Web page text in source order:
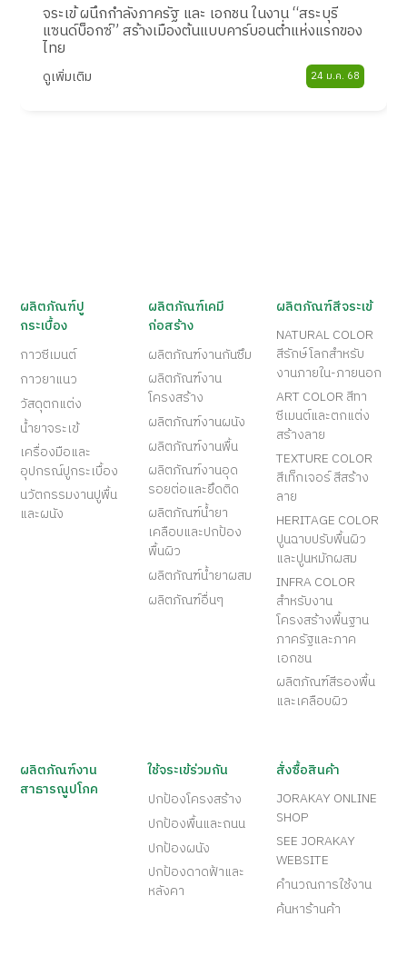
จระเข้ ผนึกกำลังภาครัฐ และ เอกชน ในงาน “สระบุรี
แซนด์บ็อกซ์” สร้างเมืองต้นแบบคาร์บอนต่ำแห่งแรกของ
ไทย
ดูเพิ่มเติม 24 ม.ค. 68
ผลิตภัณฑ์ปู
กระเบื้อง
กาวซีเมนต์
กาวยาแนว
วัสดุตกแต่ง
น้ำยาจระเข้
เครื่องมือและ
อุปกรณ์ปูกระเบื้อง
นวัตกรรมงานปูพื้น
และผนัง
ผลิตภัณฑ์เคมี
ก่อสร้าง
ผลิตภัณฑ์งานกันซึม
ผลิตภัณฑ์งาน
โครงสร้าง
ผลิตภัณฑ์งานผนัง
ผลิตภัณฑ์งานพื้น
ผลิตภัณฑ์งานอุด
รอยต่อและยึดติด
ผลิตภัณฑ์น้ำยา
เคลือบและปกป้อง
พื้นผิว
ผลิตภัณฑ์น้ำยาผสม
ผลิตภัณฑ์อื่นๆ
ผลิตภัณฑ์สีจระเข้
NATURAL COLOR
สีรักษ์โลกสำหรับ
งานภายใน-ภายนอก
ART COLOR สีทา
ซีเมนต์และตกแต่ง
สร้างลาย
TEXTURE COLOR
สีเท็กเจอร์ สีสร้าง
ลาย
HERITAGE COLOR
ปูนฉาบปรับพื้นผิว
และปูนหมักผสม
INFRA COLOR
สำหรับงาน
โครงสร้างพื้นฐาน
ภาครัฐและภาค
เอกชน
ผลิตภัณฑ์สีรองพื้น
และเคลือบผิว
ผลิตภัณฑ์งาน
สาธารณูปโภค
ใช้จระเข้ร่วมกัน
ปกป้องโครงสร้าง
ปกป้องพื้นและถนน
ปกป้องผนัง
ปกป้องดาดฟ้าและ
หลังคา
สั่งซื้อสินค้า
JORAKAY ONLINE
SHOP
SEE JORAKAY
WEBSITE
คำนวณการใช้งาน
ค้นหาร้านค้า